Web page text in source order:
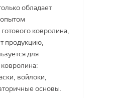
SPC
обладает
ковролина,
продукцию,
для
войлоки,
основы.